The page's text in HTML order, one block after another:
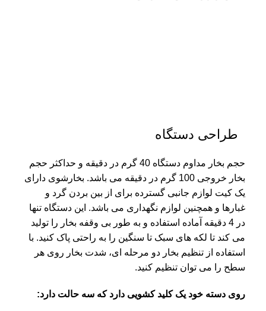
طراحی دستگاه
حجم بخار مداوم دستگاه 40 گرم در دقیقه و حداکثر حجم
بخار خروجی 100 گرم در دقیقه می باشد. بخارشوی دارای
یک کیت لوازم جانبی گسترده برای از بین بردن گرد و
غبارها و همچنین لوازم نگهداری می باشد. این دستگاه تنها
در 4 دقیقه آماده استفاده و به طور بی وقفه بخار را تولید
می کند تا لکه های سبک تا سنگین را به راحتی پاک کنید. با
استفاده از تنظیم بخار دو مرحله ای، شدت بخار روی هر
سطح را می توان تنظیم کنید.
روی دسته خود یک کلید کشویی دارد که سه حالت دارد: